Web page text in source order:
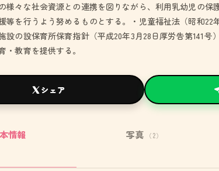
様々な社会資源との連携を図りながら、利用乳幼児の保
等を行うよう努めるものとする。・児童福祉法（昭和22
設の設保育所保育指針（平成20年3月28日厚労告第141号
・教育を提供する。
シェア
情報 写真 （2）